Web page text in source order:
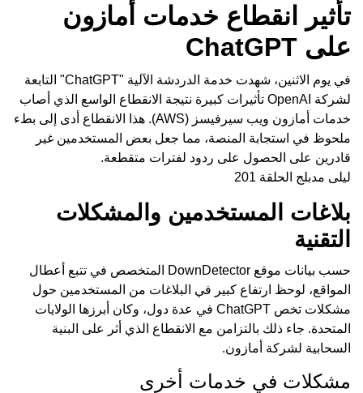
تأثير انقطاع خدمات أمازون
على ChatGPT
في يوم الاثنين، شهدت خدمة الدردشة الآلية "ChatGPT" التابعة
لشركة OpenAI تأثيرات كبيرة نتيجة الانقطاع الواسع الذي أصاب
خدمات أمازون ويب سيرفيسز (AWS). هذا الانقطاع أدى إلى بطء
ملحوظ في استجابة المنصة، مما جعل بعض المستخدمين غير
قادرين على الحصول على ردود لفترات متقطعة.
ليلى مدبلج الحلقة 201
بلاغات المستخدمين والمشكلات
التقنية
حسب بيانات موقع DownDetector المتخصص في تتبع أعطال
المواقع، لوحظ ارتفاع كبير في البلاغات من المستخدمين حول
مشكلات تخص ChatGPT في عدة دول، وكان أبرزها الولايات
المتحدة. جاء ذلك بالتزامن مع الانقطاع الذي أثر على البنية
السحابية لشركة أمازون.
مشكلات في خدمات أخرى